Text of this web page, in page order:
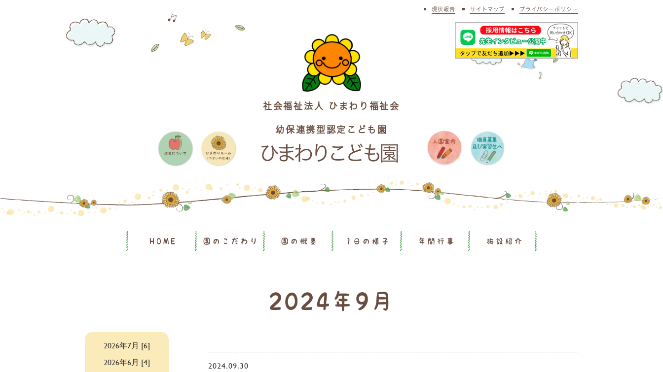
現状報告 サイトマップ プライバシーポリシー
社会福祉法人 ひまわり福祉会
幼保連携型認定こども園
ひまわりこども園
HOME 園のこだわり 園の概要 1日の様子 年間行事 施設紹介
2024年9月
2024.09.30
2026年7月 [6]
2026年6月 [4]